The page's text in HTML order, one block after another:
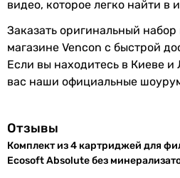
видео, которое легко найти в
Заказать оригинальный
магазине Vencon с быстрой
Если вы находитесь в Киеве и
вас наши официальные
Отзывы
Комплект из 4 картриджей для
Ecosoft Absolute без